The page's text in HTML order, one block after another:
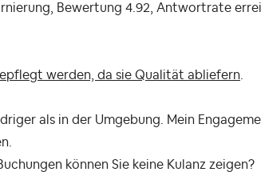
Bewertung 4.92, Antwortrate
werden, da sie Qualität abliefern
als in der Umgebung. Mein
können Sie keine Kulanz zeigen?